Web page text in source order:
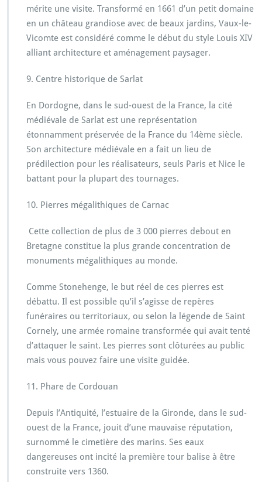
mérite une visite. Transformé en 1661 d’un petit domaine
en un château grandiose avec de beaux jardins, Vaux-le-
Vicomte est considéré comme le début du style Louis XIV
alliant architecture et aménagement paysager.
9. Centre historique de Sarlat
En Dordogne, dans le sud-ouest de la France, la cité
médiévale de Sarlat est une représentation
étonnamment préservée de la France du 14ème siècle.
Son architecture médiévale en a fait un lieu de
prédilection pour les réalisateurs, seuls Paris et Nice le
battant pour la plupart des tournages.
10. Pierres mégalithiques de Carnac
Cette collection de plus de 3 000 pierres debout en
Bretagne constitue la plus grande concentration de
monuments mégalithiques au monde.
Comme Stonehenge, le but réel de ces pierres est
débattu. Il est possible qu’il s’agisse de repères
funéraires ou territoriaux, ou selon la légende de Saint
Cornely, une armée romaine transformée qui avait tenté
d’attaquer le saint. Les pierres sont clôturées au public
mais vous pouvez faire une visite guidée.
11. Phare de Cordouan
Depuis l’Antiquité, l’estuaire de la Gironde, dans le sud-
ouest de la France, jouit d’une mauvaise réputation,
surnommé le cimetière des marins. Ses eaux
dangereuses ont incité la première tour balise à être
construite vers 1360.